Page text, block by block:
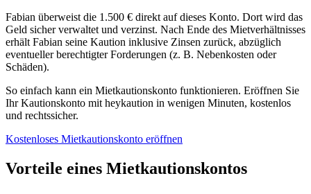
Fabian überweist die 1.500 € direkt auf dieses Konto. Dort wird das
Geld sicher verwaltet und verzinst. Nach Ende des Mietverhältnisses
erhält Fabian seine Kaution inklusive Zinsen zurück, abzüglich
eventueller berechtigter Forderungen (z. B. Nebenkosten oder
Schäden).
So einfach kann ein Mietkautionskonto funktionieren. Eröffnen Sie
Ihr Kautionskonto mit heykaution in wenigen Minuten, kostenlos
und rechtssicher.
Kostenloses Mietkautionskonto eröffnen
Vorteile eines Mietkautionskontos